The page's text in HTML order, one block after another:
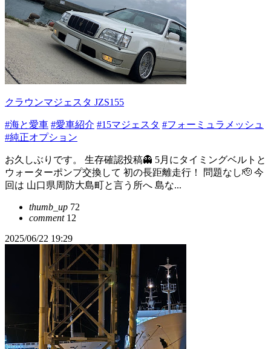
クラウンマジェスタ JZS155
#海と愛車 #愛車紹介 #15マジェスタ #フォーミュラメッシュ
#純正オプション
お久しぶりです。 生存確認投稿👻 5月にタイミングベルトと
ウォーターポンプ交換して 初の長距離走行！ 問題なし🫡 今
回は 山口県周防大島町と言う所へ 島な...
thumb_up 72
comment12
2025/06/22 19:29